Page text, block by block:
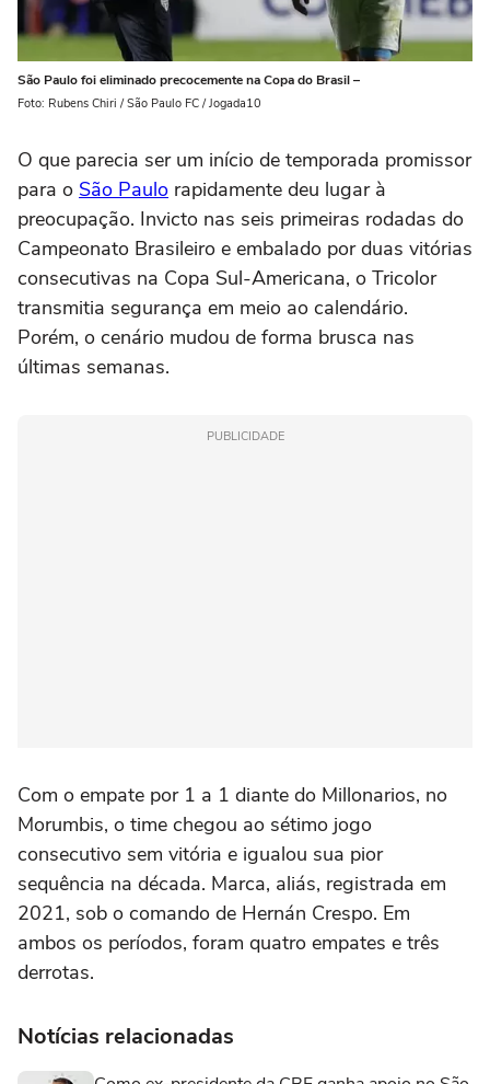
São Paulo foi eliminado precocemente na Copa do Brasil –
Foto: Rubens Chiri / São Paulo FC / Jogada10
O que parecia ser um início de temporada promissor
para o São Paulo rapidamente deu lugar à
preocupação. Invicto nas seis primeiras rodadas do
Campeonato Brasileiro e embalado por duas vitórias
consecutivas na Copa Sul-Americana, o Tricolor
transmitia segurança em meio ao calendário.
Porém, o cenário mudou de forma brusca nas
últimas semanas.
PUBLICIDADE
Com o empate por 1 a 1 diante do Millonarios, no
Morumbis, o time chegou ao sétimo jogo
consecutivo sem vitória e igualou sua pior
sequência na década. Marca, aliás, registrada em
2021, sob o comando de Hernán Crespo. Em
ambos os períodos, foram quatro empates e três
derrotas.
Notícias relacionadas